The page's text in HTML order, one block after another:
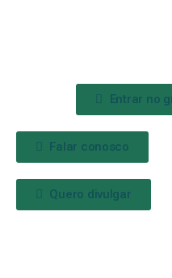
Entrar no
Falar conosco
Quero divulgar